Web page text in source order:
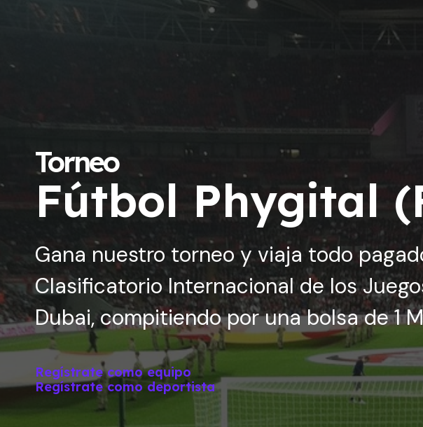
Torneo
Fútbol Phygital
Gana nuestro torneo y viaja todo
Clasificatorio Internacional de los
Dubai, compitiendo por una bolsa de 1
Regístrate como equipo
Regístrate como deportista